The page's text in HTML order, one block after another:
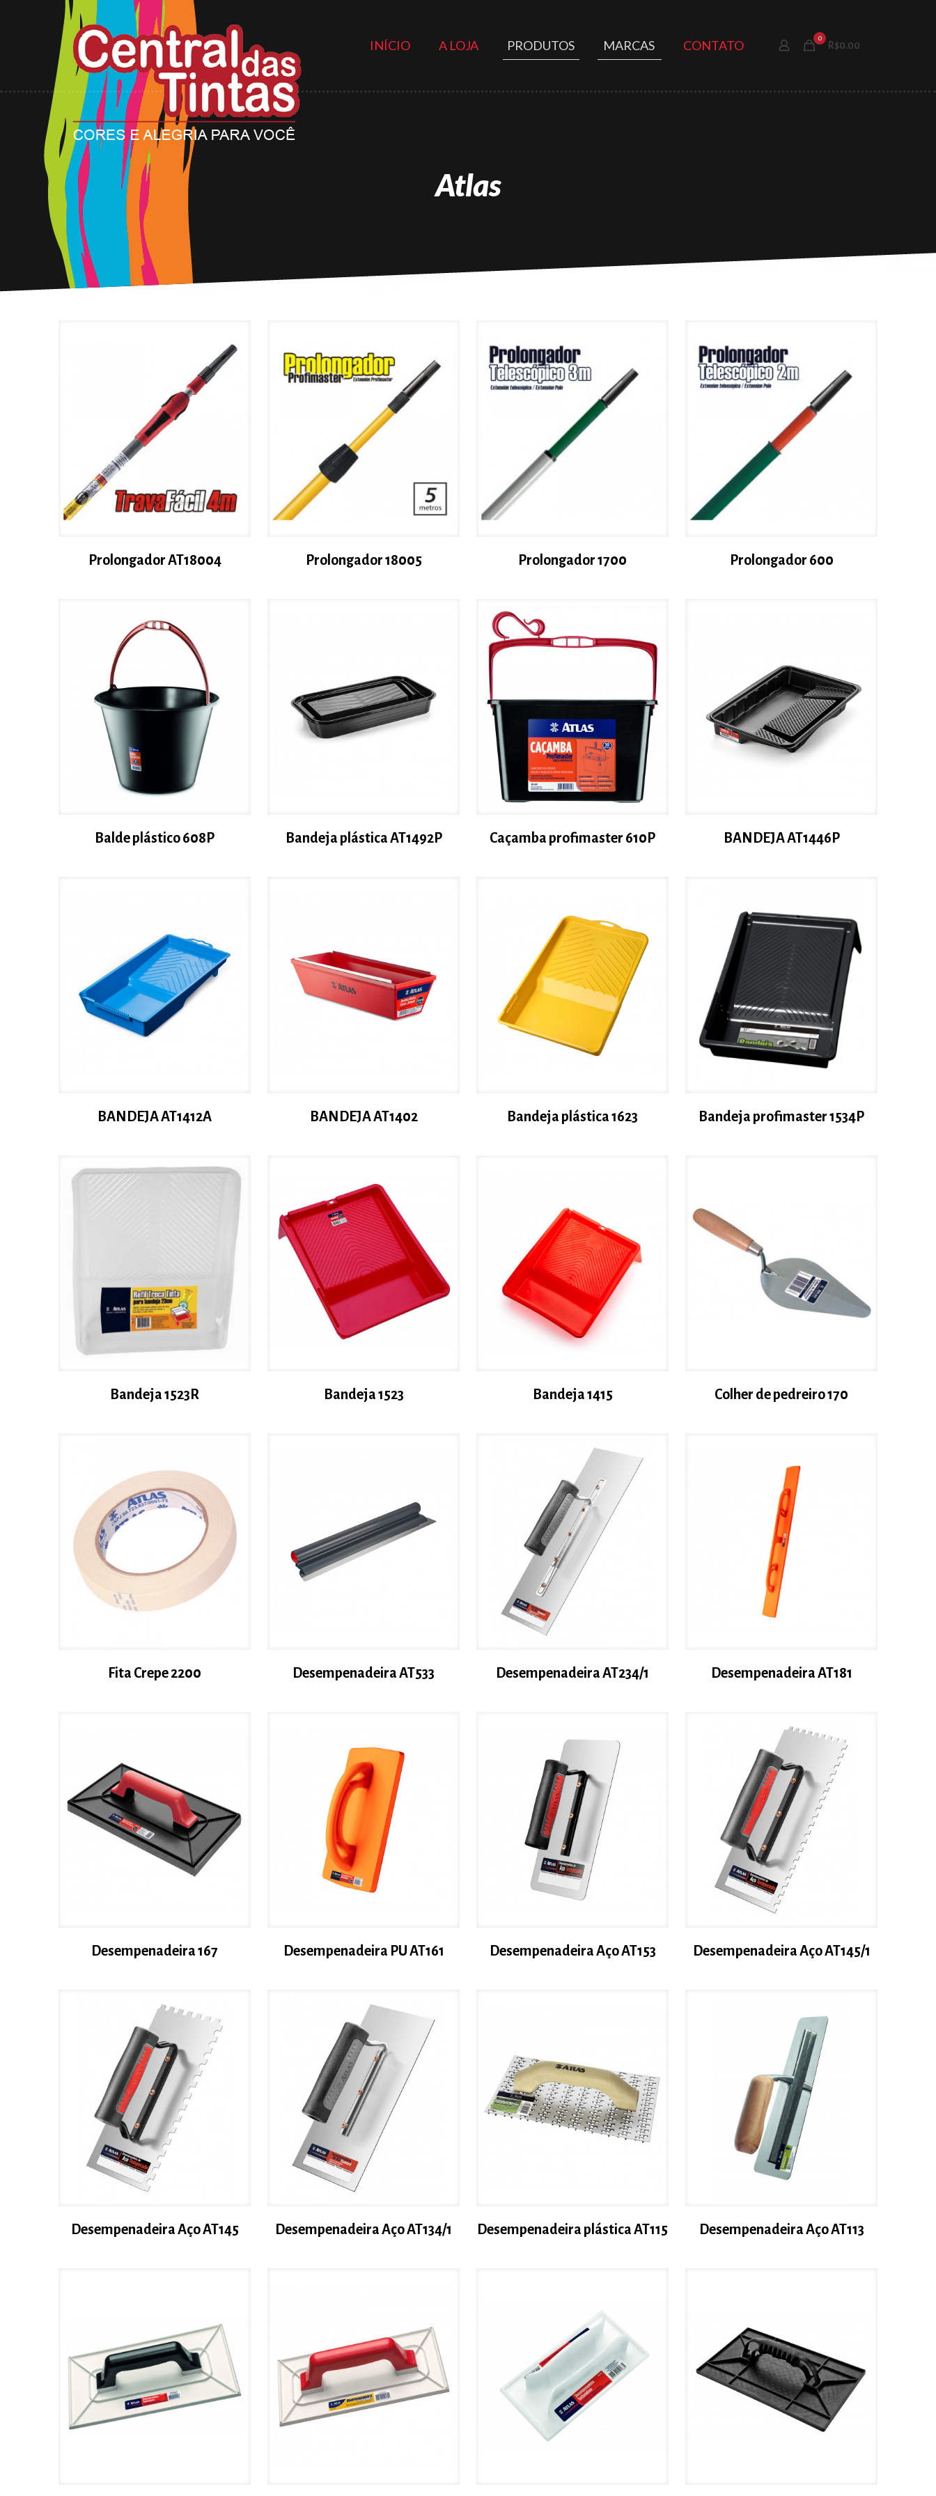
INÍCIO A LOJA PRODUTOS MARCAS CONTATO 0
R$0.00
Atlas
Prolongador AT18004 Prolongador 18005 Prolongador 1700 Prolongador 600
Balde plástico 608P Bandeja plástica AT1492P Caçamba profimaster 610P BANDEJA AT1446P
BANDEJA AT1412A BANDEJA AT1402 Bandeja plástica 1623 Bandeja profimaster 1534P
Bandeja 1523R Bandeja 1523 Bandeja 1415 Colher de pedreiro 170
Fita Crepe 2200 Desempenadeira AT533 Desempenadeira AT234/1 Desempenadeira AT181
Desempenadeira 167 Desempenadeira PU AT161 Desempenadeira Aço AT153 Desempenadeira Aço AT145/1
Desempenadeira Aço AT145 Desempenadeira Aço AT134/1 Desempenadeira plástica AT115 Desempenadeira Aço AT113